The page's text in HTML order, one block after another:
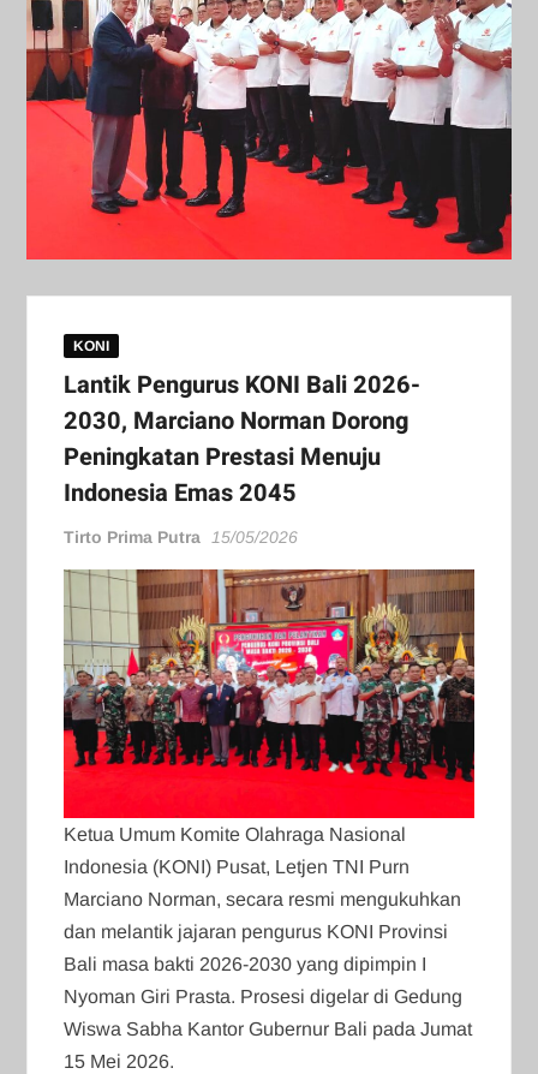
KONI
Lantik Pengurus KONI Bali 2026-
2030, Marciano Norman Dorong
Peningkatan Prestasi Menuju
Indonesia Emas 2045
Tirto Prima Putra 15/05/2026
​Ketua Umum Komite Olahraga Nasional
Indonesia (KONI) Pusat, Letjen TNI Purn
Marciano Norman, secara resmi mengukuhkan
dan melantik jajaran pengurus KONI Provinsi
Bali masa bakti 2026-2030 yang dipimpin I
Nyoman Giri Prasta. Prosesi digelar di Gedung
Wiswa Sabha Kantor Gubernur Bali pada Jumat
15 Mei 2026.